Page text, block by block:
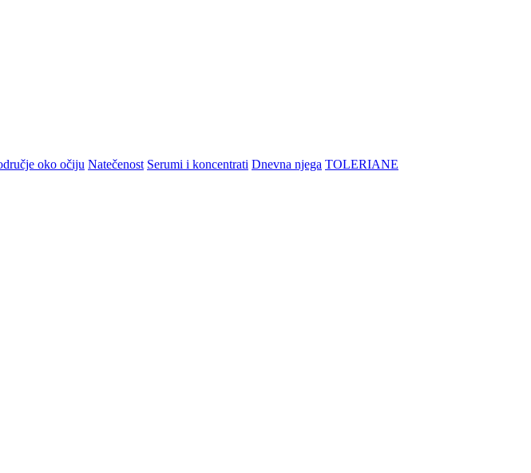
oko očiju Natečenost Serumi i koncentrati Dnevna njega TOLERIANE